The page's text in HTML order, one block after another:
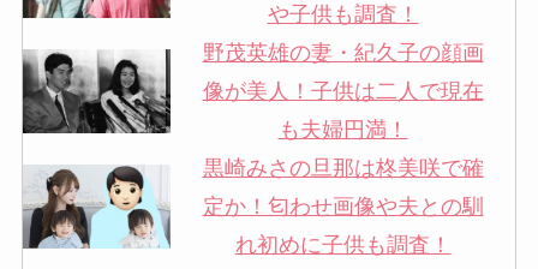
や子供も調査！
野茂英雄の妻・紀久子の顔画
像が美人！子供は二人で現在
も夫婦円満！
黒崎みさの旦那は柊美咲で確
定か！匂わせ画像や夫との馴
れ初めに子供も調査！